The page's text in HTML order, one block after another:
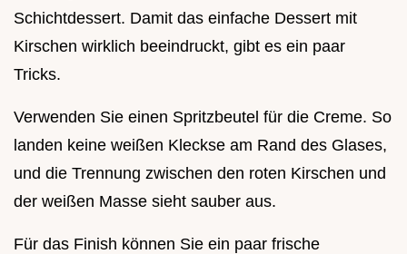
Schichtdessert. Damit das einfache Dessert mit
Kirschen wirklich beeindruckt, gibt es ein paar
Tricks.
Verwenden Sie einen Spritzbeutel für die Creme. So
landen keine weißen Kleckse am Rand des Glases,
und die Trennung zwischen den roten Kirschen und
der weißen Masse sieht sauber aus.
Für das Finish können Sie ein paar frische